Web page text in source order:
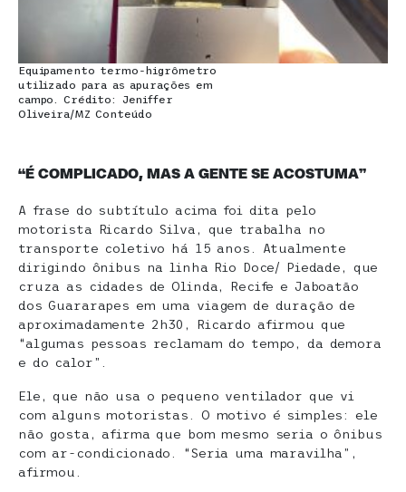
Equipamento termo-higrômetro
utilizado para as apurações em
campo. Crédito: Jeniffer
Oliveira/MZ Conteúdo
“É COMPLICADO, MAS A GENTE SE ACOSTUMA”
A frase do subtítulo acima foi dita pelo
motorista Ricardo Silva, que trabalha no
transporte coletivo há 15 anos. Atualmente
dirigindo ônibus na linha Rio Doce/ Piedade, que
cruza as cidades de Olinda, Recife e Jaboatão
dos Guararapes em uma viagem de duração de
aproximadamente 2h30, Ricardo afirmou que
“algumas pessoas reclamam do tempo, da demora
e do calor”.
Ele, que não usa o pequeno ventilador que vi
com alguns motoristas. O motivo é simples: ele
não gosta, afirma que bom mesmo seria o ônibus
com ar-condicionado. “Seria uma maravilha”,
afirmou.